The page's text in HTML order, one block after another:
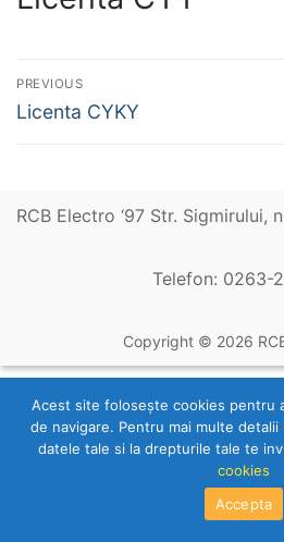
Navigare
în
PREVIOUS
Previous
Licenta CYKY
RCB Electro ‘97 Str. Sigmirului,
Telefon: 0263-
Copyright © 2026
Acest site foloseşte cookies pentru
de navigare. Pentru mai multe
datele tale si la drepturile tale te
cookies
Accepta